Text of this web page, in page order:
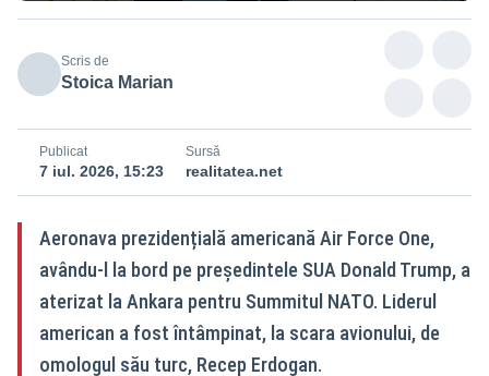
Scris de
Stoica Marian
Publicat
7 iul. 2026, 15:23
Sursă
realitatea.net
Aeronava prezidențială americană Air Force One,
avându‑l la bord pe președintele SUA Donald Trump, a
aterizat la Ankara pentru Summitul NATO. Liderul
american a fost întâmpinat, la scara avionului, de
omologul său turc, Recep Erdogan.